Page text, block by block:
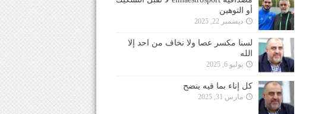
أو التوهين
ديسمبر 22, 2025
لسنا مكسر عصا ولا نخاف من احد إلا
الله
يوليو 6, 2025
كل إناء بما فيه ينضح
مارس 31, 2025